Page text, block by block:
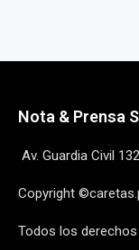
Nota & Prensa
Av. Guardia Civil
Copyright
Todos los